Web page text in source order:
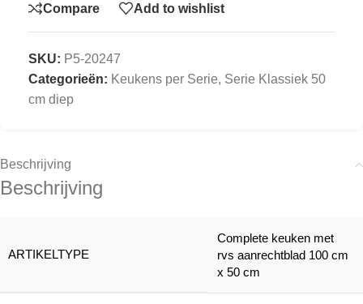
Compare Add to wishlist
SKU: P5-20247
Categorieën: Keukens per Serie, Serie Klassiek 50
cm diep
Beschrijving
Beschrijving
ARTIKELTYPE
Complete keuken met
rvs aanrechtblad 100 cm
x 50 cm